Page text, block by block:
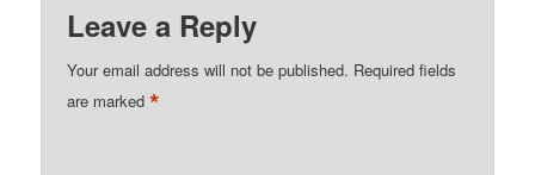
Leave a Reply
Your email address will not be published. Required fields
are marked*